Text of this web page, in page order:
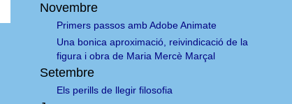
Novembre
Primers passos amb Adobe Animate
Una bonica aproximació, reivindicació de la
figura i obra de Maria Mercè Marçal
Setembre
Els perills de llegir filosofia